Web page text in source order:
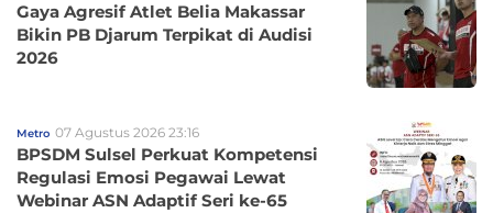
Gaya Agresif Atlet Belia Makassar
Bikin PB Djarum Terpikat di Audisi
2026
Metro 07 Agustus 2026 23:16
BPSDM Sulsel Perkuat Kompetensi
Regulasi Emosi Pegawai Lewat
Webinar ASN Adaptif Seri ke-65